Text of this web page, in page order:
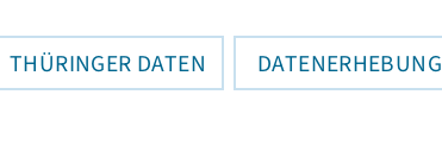
THÜRINGER DATEN DATENERHEBUNG